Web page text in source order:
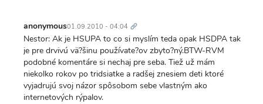
anonymous01.09.2010 - 04:04 odkaz
Nestor: Ak je HSUPA to co si myslím teda opak HSDPA tak
je pre drvivú vä?šinu používate?ov zbyto?ný.BTW-RVM
podobné komentáre si nechaj pre seba. Tiež už mám
niekolko rokov po tridsiatke a radšej znesiem deti ktoré
vyjadrujú svoj názor spôsobom sebe vlastným ako
internetových rýpalov.